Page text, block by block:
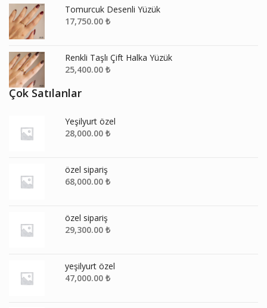
Tomurcuk Desenli Yüzük
17,750.00 ₺
Renkli Taşlı Çift Halka Yüzük
25,400.00 ₺
Çok Satılanlar
Yeşilyurt özel
28,000.00 ₺
özel sipariş
68,000.00 ₺
özel sipariş
29,300.00 ₺
yeşilyurt özel
47,000.00 ₺